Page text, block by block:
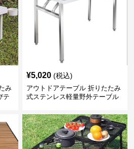
み
テ
¥5,020 (税込)
アウトドアテーブル 折りたたみ
式ステンレス軽量野外テーブル